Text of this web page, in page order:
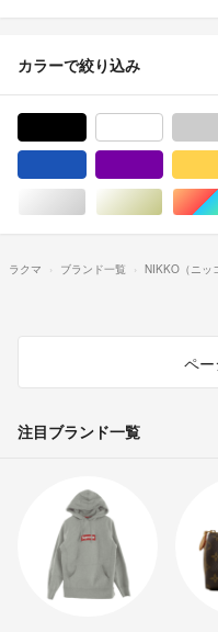
カラーで絞り込み
シルバー/銀色系ゴール
ラクマ ブランド一覧 NIKKO（ニッ
ペ
注目ブランド一覧